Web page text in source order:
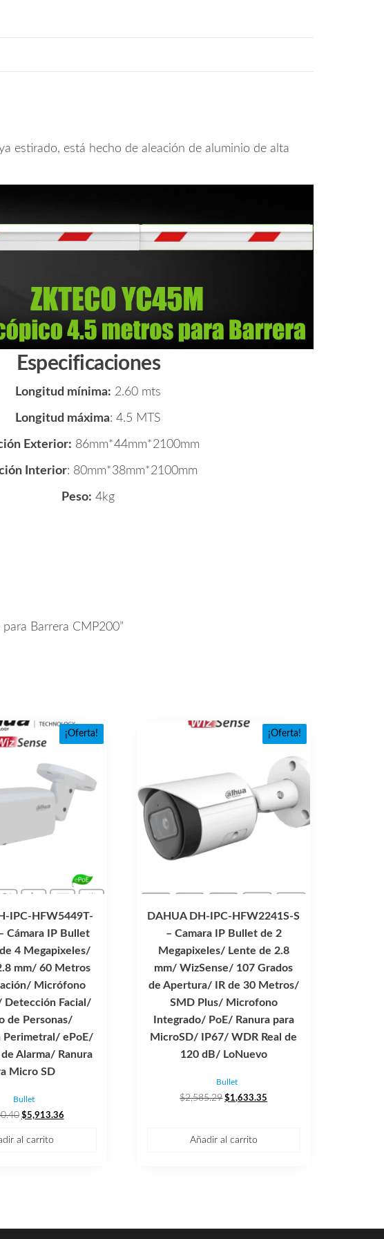
estirado, está hecho de aleación de aluminio de alta
Especificaciones
Longitud mínima: 2.60 mts
Longitud máxima: 4.5 MTS
Exterior: 86mm*44mm*2100mm
Interior: 80mm*38mm*2100mm
Peso: 4kg
Barrera CMP200”
¡Oferta!
IPC-HFW5449T-
Cámara IP Bullet
4 Megapixeles/
mm/ 60 Metros
Micrófono
Detección Facial/
de Personas/
Perimetral/ ePoE/
de Alarma/ Ranura
Micro SD
Bullet
El
original
$5,913.36El
al carrito
¡Oferta!
DAHUA DH-IPC-HFW2241S-S
– Camara IP Bullet de 2
Megapixeles/ Lente de 2.8
mm/ WizSense/ 107 Grados
de Apertura/ IR de 30 Metros/
SMD Plus/ Microfono
Integrado/ PoE/ Ranura para
MicroSD/ IP67/ WDR Real de
120 dB/ LoNuevo
Bullet
$2,585.29 El
era:
$1,633.35
Añadir al carrito